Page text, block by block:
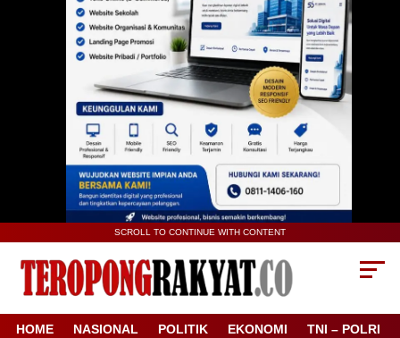
SCROLL TO CONTINUE WITH CONTENT
HOME NASIONAL POLITIK EKONOMI TNI – POLRI